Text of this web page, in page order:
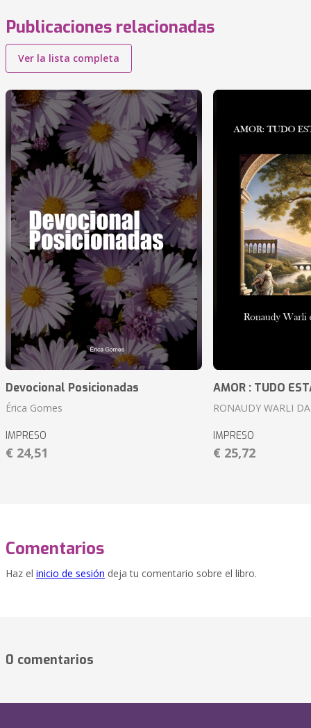
Publicaciones relacionadas
Ver la lista completa
Devocional Posicionadas
Érica Gomes
IMPRESO
€ 24,51
AMOR : TUDO
RONAUDY WARLI
IMPRESO
€ 25,72
Comentarios
Haz el inicio de sesión deja tu comentario sobre el libro.
0 comentarios